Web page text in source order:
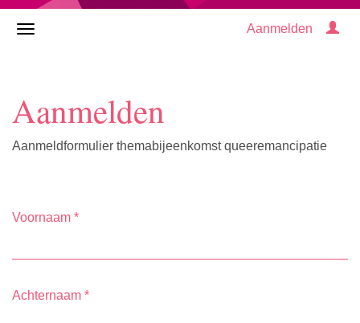
Aanmelden
Aanmelden
Aanmeldformulier themabijeenkomst queeremancipatie
Voornaam *
Achternaam *